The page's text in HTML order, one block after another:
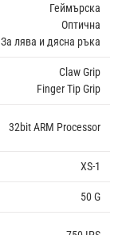
Геймърска
Оптична
За лява и дясна ръка
Claw Grip
Finger Tip Grip
32bit ARM Processor
XS-1
50 G